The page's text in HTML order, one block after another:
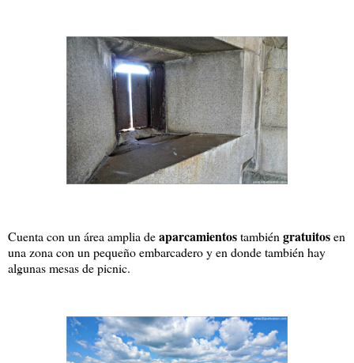
Cuenta con un área amplia deaparcamientostambién gratuitosen
una zona con un pequeño embarcadero y en donde también hay
algunas mesas de picnic.